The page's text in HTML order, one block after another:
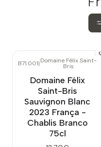
B71.001|Domaine Félix Saint-
Bris
Domaine Félix
Saint-Bris
Sauvignon Blanc
2023 França -
Chablis Branco
75cl